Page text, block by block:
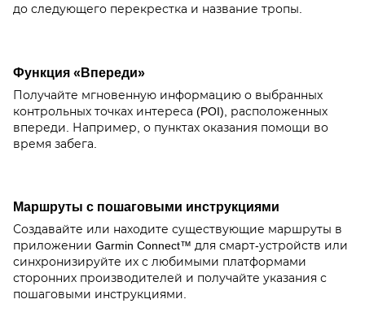
до следующего перекрестка и название тропы.
Функция «Впереди»
Получайте мгновенную информацию о выбранных
контрольных точках интереса (POI), расположенных
впереди. Например, о пунктах оказания помощи во
время забега.
Маршруты с пошаговыми инструкциями
Создавайте или находите существующие маршруты в
приложении Garmin Connect™ для смарт-устройств или
синхронизируйте их с любимыми платформами
сторонних производителей и получайте указания с
пошаговыми инструкциями.